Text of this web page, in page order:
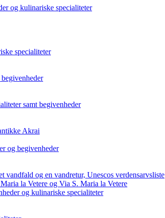
og kulinariske specialiteter
specialiteter
samt begivenheder
Akrai
og begivenheder
og en vandretur, Unescos verdensarvsliste
la Vetere og Via S. Maria la Vetere
og kulinariske specialiteter